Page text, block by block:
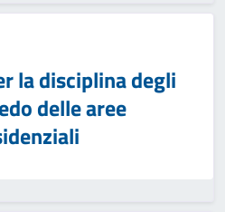
la disciplina degli
delle aree